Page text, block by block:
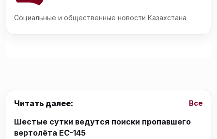
Социальные и общественные новости Казахстана
Читать далее: Все
Шестые сутки ведутся поиски пропавшего
вертолёта EC-145